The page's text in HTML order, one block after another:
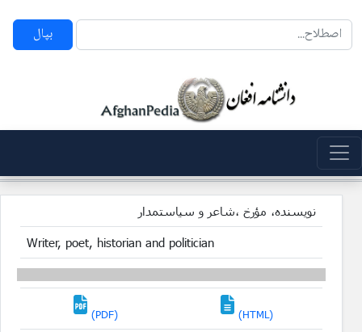
بپال
نویسنده، مؤرخ ،شاعر و سیاستمدار
Writer, poet, historian and politician
(PDF) (HTML)